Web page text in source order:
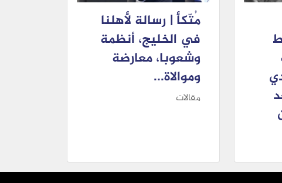
مُتّكأ | رسالة لأهلنا
في الخليج، أنظمة
وشعوبا، معارضة
وموالاة...
مقالات